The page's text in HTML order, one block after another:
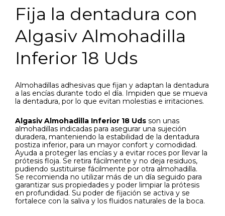
Fija la dentadura con
Algasiv Almohadilla
Inferior 18 Uds
Almohadillas adhesivas que fijan y adaptan la dentadura
a las encías durante todo el día. Impiden que se mueva
la dentadura, por lo que evitan molestias e irritaciones.
Algasiv Almohadilla Inferior 18 Uds son unas
almohadillas indicadas para asegurar una sujeción
duradera, manteniendo la estabilidad de la dentadura
postiza inferior, para un mayor confort y comodidad.
Ayuda a proteger las encías y a evitar roces por llevar la
prótesis floja. Se retira fácilmente y no deja residuos,
pudiendo sustituirse fácilmente por otra almohadilla.
Se recomienda no utilizar más de un día seguido para
garantizar sus propiedades y poder limpiar la prótesis
en profundidad. Su poder de fijación se activa y se
fortalece con la saliva y los fluidos naturales de la boca.